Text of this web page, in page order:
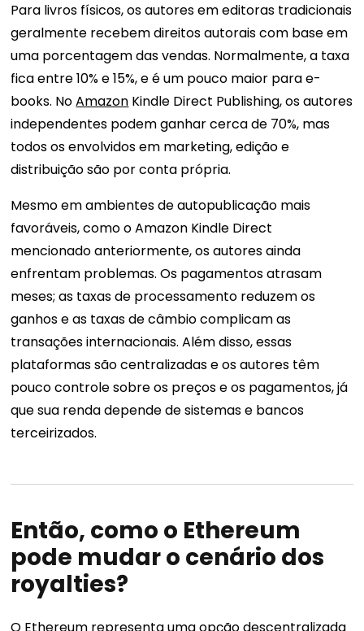
Para livros físicos, os autores em editoras tradicionais
geralmente recebem direitos autorais com base em
uma porcentagem das vendas. Normalmente, a taxa
fica entre 10% e 15%, e é um pouco maior para e-
books. NoAmazon Kindle Direct Publishing, os autores
independentes podem ganhar cerca de 70%, mas
todos os envolvidos em marketing, edição e
distribuição são por conta própria.
Mesmo em ambientes de autopublicação mais
favoráveis, como o Amazon Kindle Direct
mencionado anteriormente, os autores ainda
enfrentam problemas. Os pagamentos atrasam
meses; as taxas de processamento reduzem os
ganhos e as taxas de câmbio complicam as
transações internacionais. Além disso, essas
plataformas são centralizadas e os autores têm
pouco controle sobre os preços e os pagamentos, já
que sua renda depende de sistemas e bancos
terceirizados.
Então, como o Ethereum
pode mudar o cenário dos
royalties?